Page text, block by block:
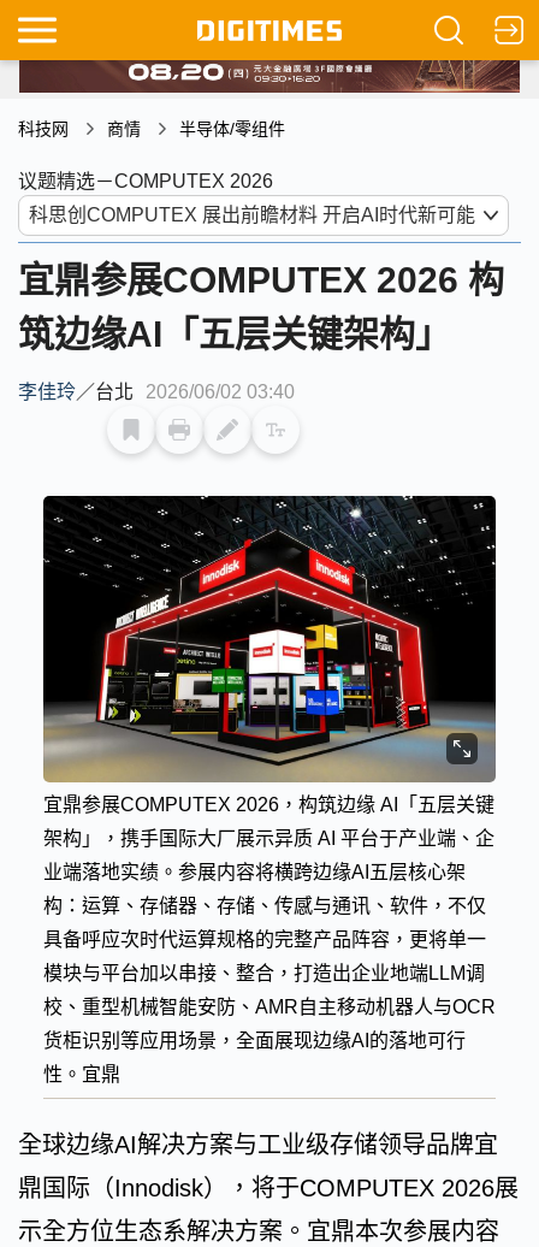
科技网 商情 半导体/零组件
议题精选－COMPUTEX 2026
宜鼎参展COMPUTEX 2026 构
筑边缘AI「五层关键架构」
李佳玲／台北 2026/06/02 03:40
宜鼎参展COMPUTEX 2026，构筑边缘 AI「五层关键
架构」，携手国际大厂展示异质 AI 平台于产业端、企
业端落地实绩。参展内容将横跨边缘AI五层核心架
构：运算、存储器、存储、传感与通讯、软件，不仅
具备呼应次时代运算规格的完整产品阵容，更将单一
模块与平台加以串接、整合，打造出企业地端LLM调
校、重型机械智能安防、AMR自主移动机器人与OCR
货柜识别等应用场景，全面展现边缘AI的落地可行
性。宜鼎
全球边缘AI解决方案与工业级存储领导品牌宜
鼎国际（Innodisk），将于COMPUTEX 2026展
示全方位生态系解决方案。宜鼎本次参展内容